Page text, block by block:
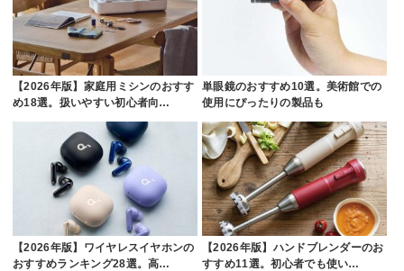
【2026年版】家庭用ミシンのおすす
め18選。扱いやすい初心者向…
単眼鏡のおすすめ10選。美術館での
使用にぴったりの製品も
【2026年版】ワイヤレスイヤホンの
おすすめランキング28選。高…
【2026年版】ハンドブレンダーのお
すすめ11選。初心者でも使い…